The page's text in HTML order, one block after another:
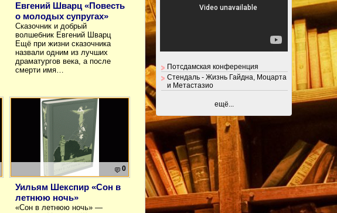
Евгений Шварц «Повесть
о молодых супругах»
Сказочник и добрый
волшебник Евгений Шварц
Ещё при жизни сказочника
назвали одним из лучших
драматургов века, а после
смерти имя…
0
Уильям Шекспир «Сон в
летнюю ночь»
«Сон в летнюю ночь» —
Потсдамская конференция
Стендаль - Жизнь Гайдна, Моцарта
и Метастазио
ещё...